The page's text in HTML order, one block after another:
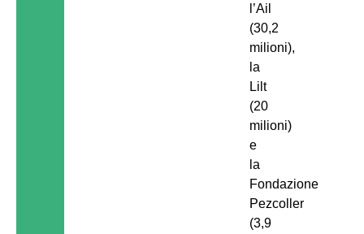
l’Ail
(30,2
milioni),
la
Lilt
(20
milioni)
e
la
Fondazione
Pezcoller
(3,9